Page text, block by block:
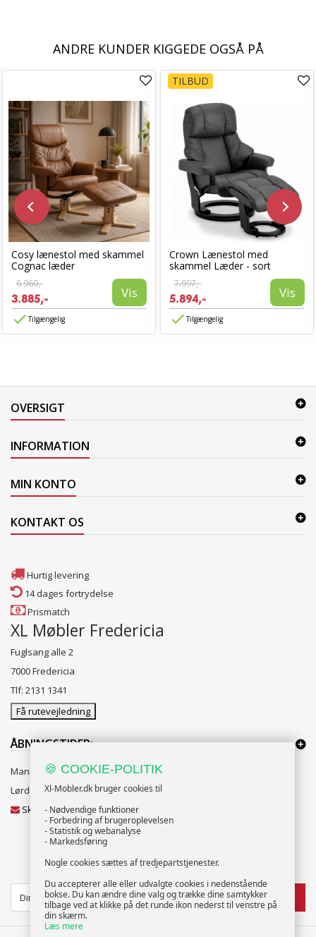
ANDRE KUNDER KIGGEDE OGSÅ PÅ
Cosy lænestol med skammel
Cognac læder
6.960,-
3.885,- Vis
Tilgængelig
TILBUD
Crown Lænestol med
skammel Læder - sort
7.997,-
5.894,- Vis
Tilgængelig
OVERSIGT
INFORMATION
MIN KONTO
KONTAKT OS
Hurtig levering
14 dages fortrydelse
Prismatch
XL Møbler Fredericia
Fuglsang alle 2
7000 Fredericia
Tlf: 2131 1341
Få rutevejledning
ÅBNINGSTIDER:
Mandag til Fredag 10:00 til 18:00
Lørdag og Søndag 10:00 til 16:00
Skriv til vores kundeservice
NYHEDSBREV
TILMELD
🍪 COOKIE-POLITIK
Xl-Mobler.dk bruger cookies til
- Nødvendige funktioner
- Forbedring af brugeroplevelsen
- Statistik og webanalyse
- Markedsføring
Nogle cookies sættes af tredjepartstjenester.
Du accepterer alle eller udvalgte cookies i nedenstående
bokse. Du kan ændre dine valg og trække dine samtykker
tilbage ved at klikke på det runde ikon nederst til venstre på
din skærm.
Læs mere